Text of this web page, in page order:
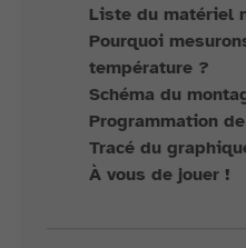
Liste du matériel
Pourquoi
température ?
Schéma du
Programmation
Tracé du
À vous de jouer !